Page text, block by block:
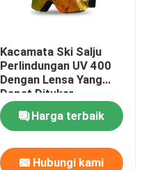
Kacamata Ski Salju
Perlindungan UV 400
Dengan Lensa Yang
Dapat Ditukar
Harga terbaik
Hubungi kami